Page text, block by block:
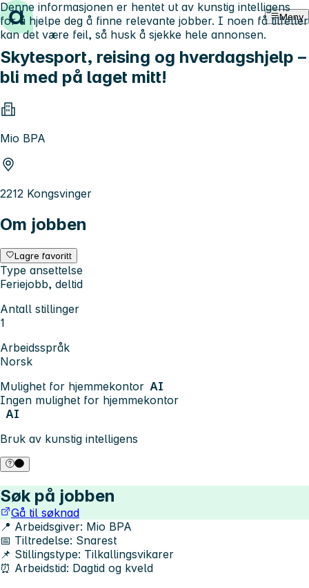
Hopp til innhold Meny
Skytesport, reising og hverdagshjelp –
bli med på laget mitt!
Mio BPA
2212 Kongsvinger
Om jobben
Lagre favoritt
Type ansettelse
Feriejobb, deltid
Antall stillinger
1
Arbeidsspråk
Norsk
Mulighet for hjemmekontor AI
Ingen mulighet for hjemmekontor
AI
Bruk av kunstig intelligens
Denne informasjonen er hentet ut av kunstig intelligens
for å hjelpe deg å finne relevante jobber. I noen få tilfeller
kan det være feil, så husk å sjekke hele annonsen.
Søk på jobben
Gå til søknad
📍 Arbeidsgiver: Mio BPA
📅 Tiltredelse: Snarest
📌 Stillingstype: Tilkallingsvikarer
⏰ Arbeidstid: Dagtid og kveld